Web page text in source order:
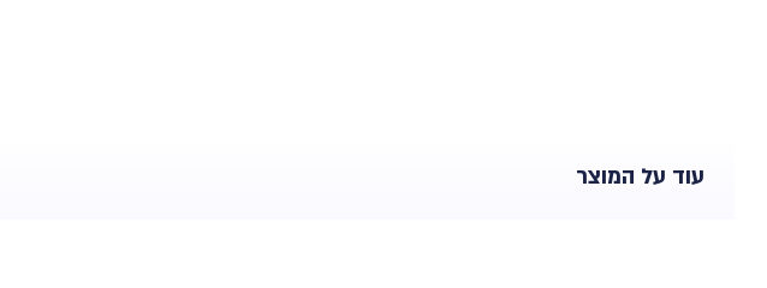
עוד על המוצר